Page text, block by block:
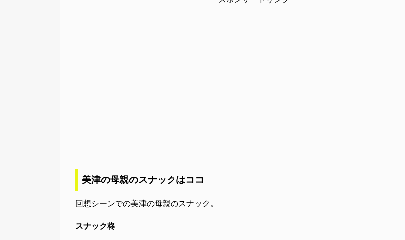
美津の母親のスナックはココ
回想シーンでの美津の母親のスナック。
スナック柊